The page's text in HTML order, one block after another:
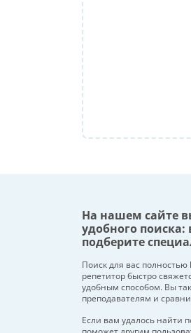
На нашем сайте
удобного
подберите
Поиск для вас полностью
репетитор быстро
удобным способом. Вы
преподавателям и
Если вам удалось найти